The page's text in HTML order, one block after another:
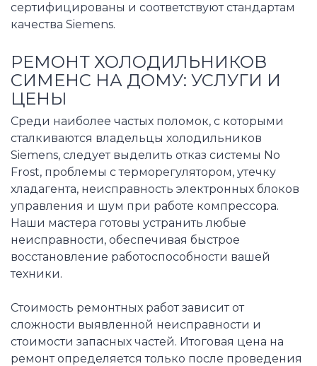
сертифицированы и соответствуют стандартам
качества Siemens.
РЕМОНТ ХОЛОДИЛЬНИКОВ
СИМЕНС НА ДОМУ: УСЛУГИ И
ЦЕНЫ
Среди наиболее частых поломок, с которыми
сталкиваются владельцы холодильников
Siemens, следует выделить отказ системы No
Frost, проблемы с терморегулятором, утечку
хладагента, неисправность электронных блоков
управления и шум при работе компрессора.
Наши мастера готовы устранить любые
неисправности, обеспечивая быстрое
восстановление работоспособности вашей
техники.
Стоимость ремонтных работ зависит от
сложности выявленной неисправности и
стоимости запасных частей. Итоговая цена на
ремонт определяется только после проведения